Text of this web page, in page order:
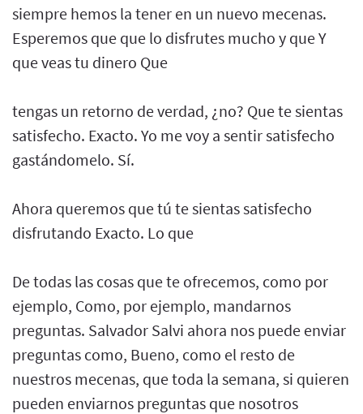
siempre hemos la tener en un nuevo mecenas.
Esperemos que que lo disfrutes mucho y que Y
que veas tu dinero Que
tengas un retorno de verdad, ¿no? Que te sientas
satisfecho. Exacto. Yo me voy a sentir satisfecho
gastándomelo. Sí.
Ahora queremos que tú te sientas satisfecho
disfrutando Exacto. Lo que
De todas las cosas que te ofrecemos, como por
ejemplo, Como, por ejemplo, mandarnos
preguntas. Salvador Salvi ahora nos puede enviar
preguntas como, Bueno, como el resto de
nuestros mecenas, que toda la semana, si quieren
pueden enviarnos preguntas que nosotros